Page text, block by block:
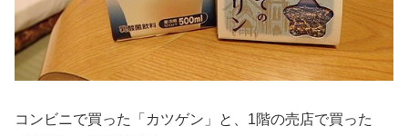
コンビニで買った「カツゲン」と、1階の売店で買った